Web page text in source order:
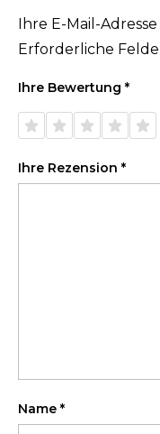
Ihre E-Mail-
Erforderliche
Ihre Bewertung *
1 von
5 Sternen
2 von
5 Sternen
3 von
5 Sternen
4 von
5 Sternen
5 von
5
Ihre Rezension *
Name *